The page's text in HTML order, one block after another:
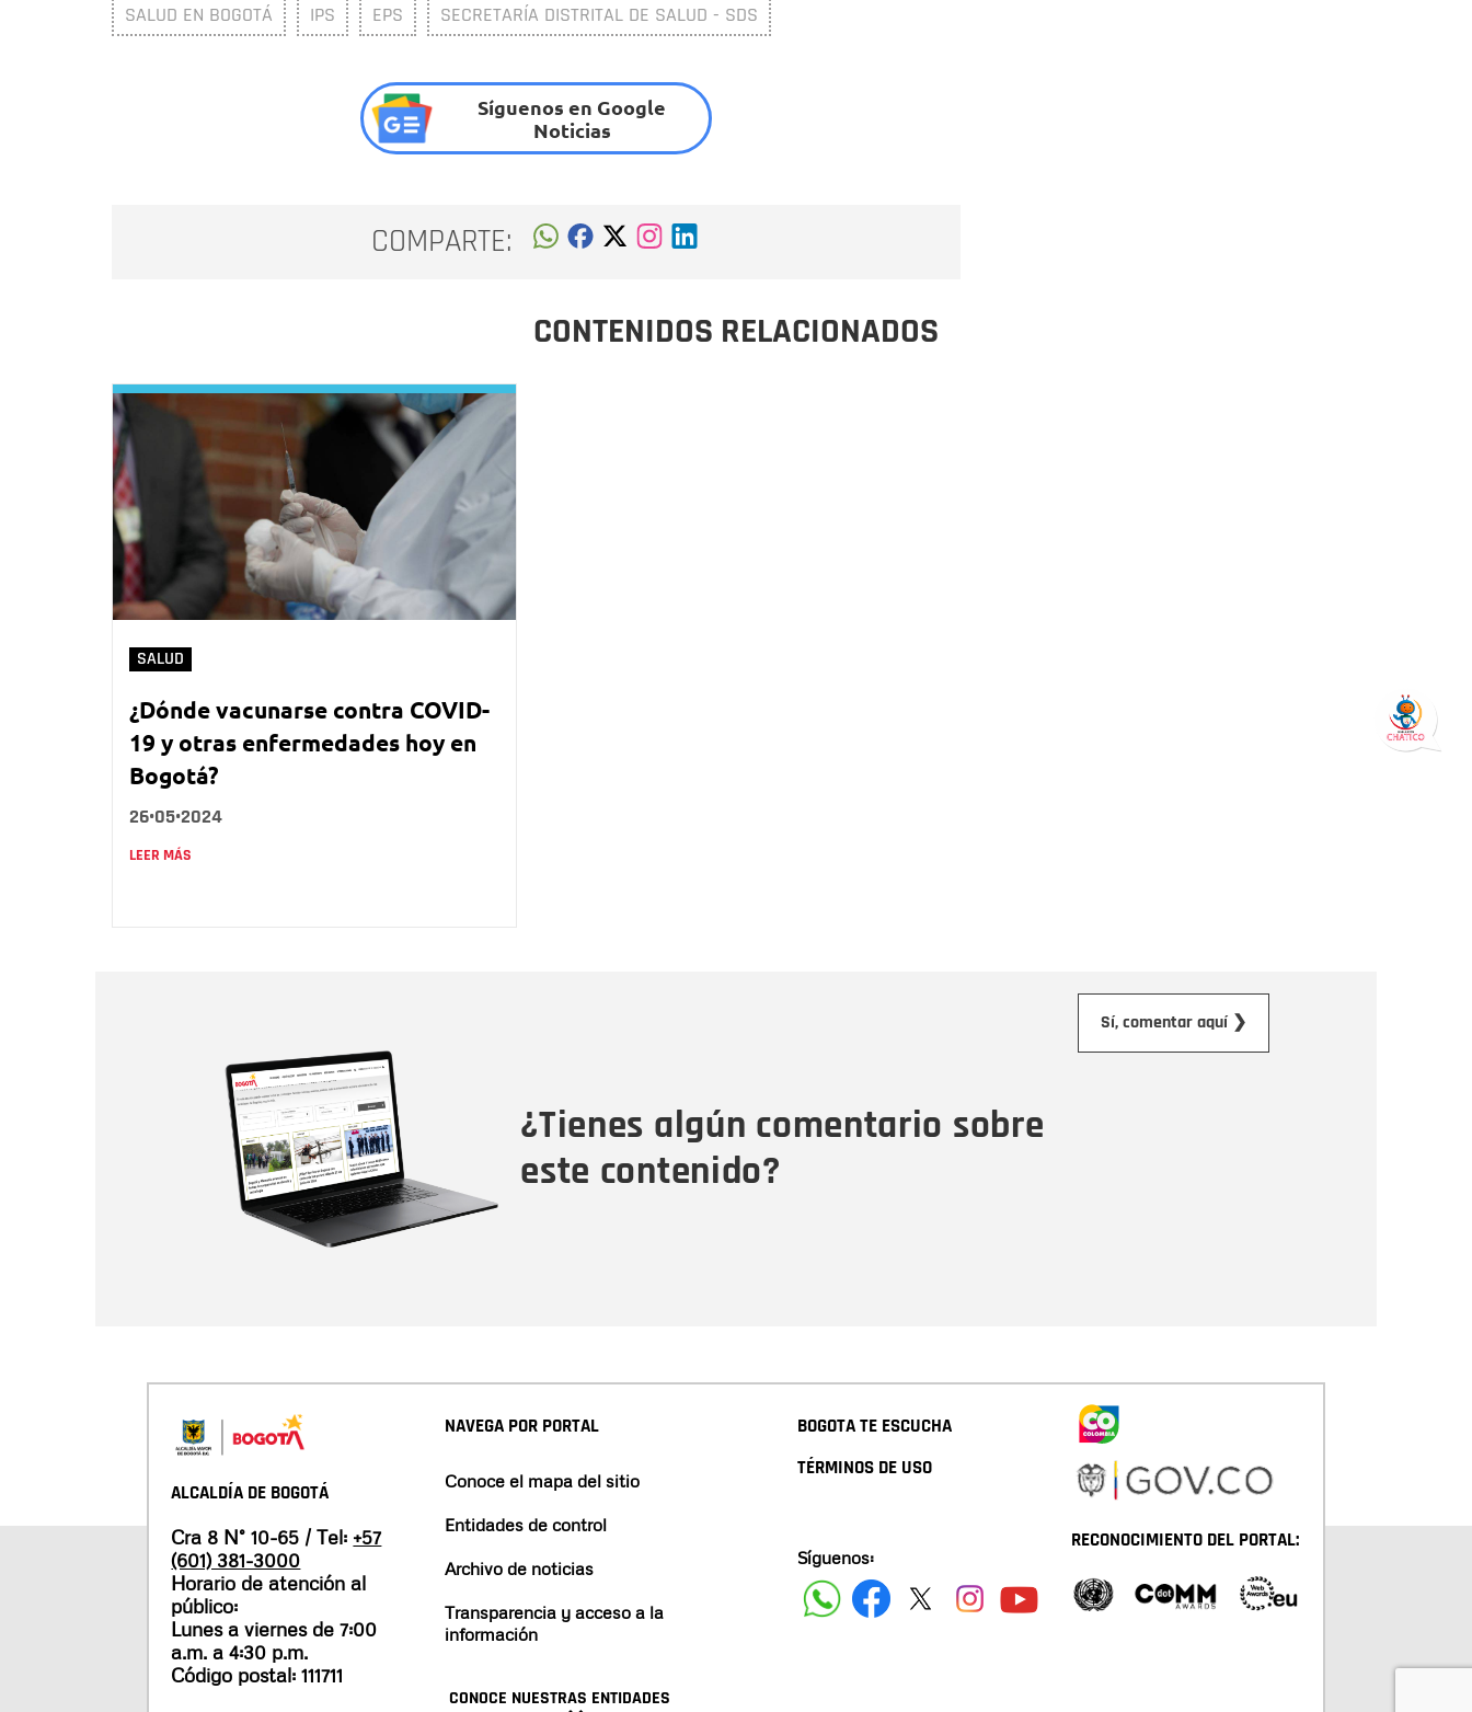
SALUD EN BOGOTÁ IPS EPS SECRETARÍA DISTRITAL DE SALUD - SDS
Síguenos en Google
Noticias
COMPARTE:
CONTENIDOS RELACIONADOS
SALUD
¿Dónde vacunarse contra COVID-
19 y otras enfermedades hoy en
Bogotá?
26•05•2024
LEER MÁS
¿Tienes algún comentario sobre
este contenido?
Sí, comentar aquí ❯
ALCALDÍA DE BOGOTÁ
Cra 8 N° 10-65 / Tel: +57
(601) 381-3000
Horario de atención al
público:
Lunes a viernes de 7:00
a.m. a 4:30 p.m.
Código postal: 111711
NAVEGA POR PORTAL
Conoce el mapa del sitio
Entidades de control
Archivo de noticias
Transparencia y acceso a la
información
CONOCE NUESTRAS ENTIDADES
BOGOTA TE ESCUCHA
TÉRMINOS DE USO
Síguenos:
RECONOCIMIENTO DEL PORTAL: